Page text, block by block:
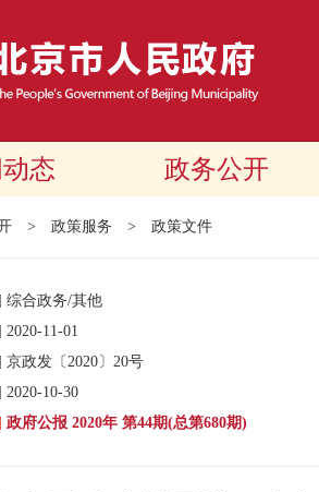
态 政务公开
> 政策服务 > 政策文件
综合政务/其他
2020-11-01
京政发 〔2020〕 20号
2020-10-30
政府公报 2020年 第44期(总第680期)